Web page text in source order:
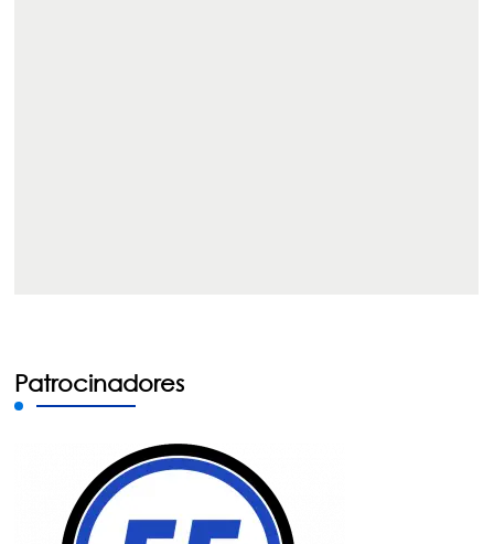
Patrocinadores